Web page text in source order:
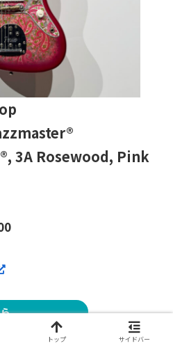
3A Rosewood, Pink
トップ サイドバー